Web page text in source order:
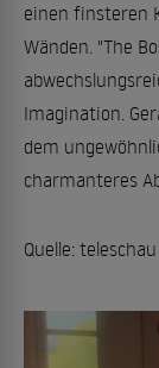
einen finsteren
Wänden. "The
Imagination.
dem
charmanteres
Quelle: